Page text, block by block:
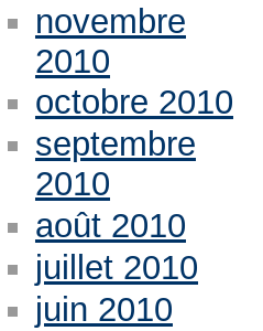
novembre
2010
octobre 2010
septembre
2010
août 2010
juillet 2010
juin 2010